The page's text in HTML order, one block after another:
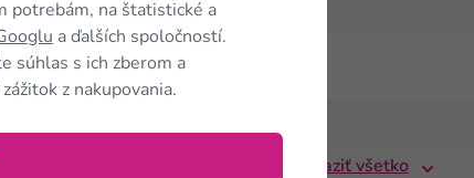
4 g
Sacharidy
11 g
Zobraziť všetko
potrebám, na štatistické a
a ďalších spoločností.
súhlas s ich zberom a
z nakupovania.